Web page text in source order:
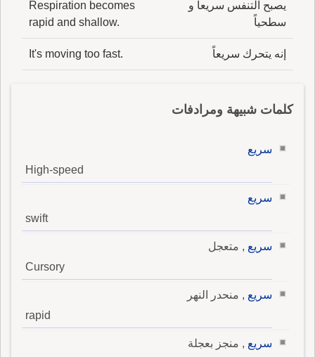
يصبح التنفس سريعاً و
سطحياً
Respiration becomes
rapid and shallow.
إنه يتحرك سريعاً It's moving too fast.
كلمات شبيهة ومرادفات
سريع
High-speed
سريع
swift
سريع , متعجل
Cursory
سريع , منحدر النهر
rapid
سريع , منجز بعجلة